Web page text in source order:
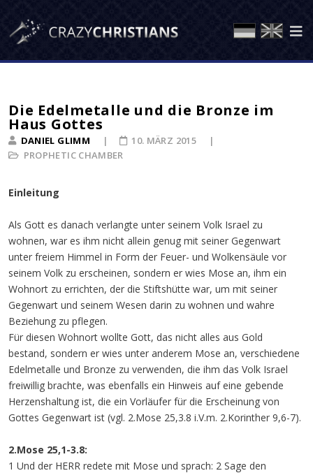
Die Edelmetalle und die Bronze im
Haus Gottes
DANIEL GLIMM
PROPHETIC CHAMBER
10. MÄRZ 2015
Einleitung
Als Gott es danach verlangte unter seinem Volk Israel zu
wohnen, war es ihm nicht allein genug mit seiner Gegenwart
unter freiem Himmel in Form der Feuer- und Wolkensäule vor
seinem Volk zu erscheinen, sondern er wies Mose an, ihm ein
Wohnort zu errichten, der die Stiftshütte war, um mit seiner
Gegenwart und seinem Wesen darin zu wohnen und wahre
Beziehung zu pflegen.
Für diesen Wohnort wollte Gott, das nicht alles aus Gold
bestand, sondern er wies unter anderem Mose an, verschiedene
Edelmetalle und Bronze zu verwenden, die ihm das Volk Israel
freiwillig brachte, was ebenfalls ein Hinweis auf eine gebende
Herzenshaltung ist, die ein Vorläufer für die Erscheinung von
Gottes Gegenwart ist (vgl. 2.Mose 25,3.8 i.V.m. 2.Korinther 9,6-7).
2.Mose 25,1-3.8:
1 Und der HERR redete mit Mose und sprach: 2 Sage den